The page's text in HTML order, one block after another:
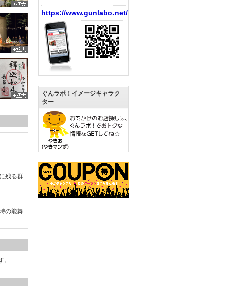
残る群
の能舞
https://www.gunlabo.net/
ぐんラボ！イメージキャラク
ター